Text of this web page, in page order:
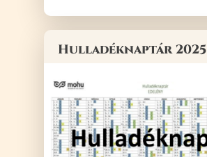
Hulladéknaptár 2025